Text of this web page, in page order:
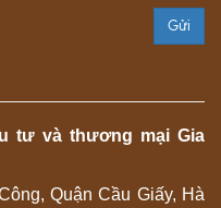
tư và thương mại Gia
Quận Cầu Giấy, Hà